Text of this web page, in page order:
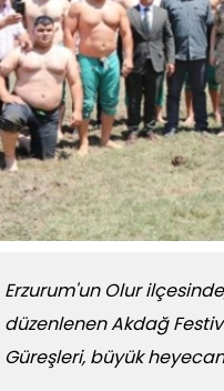
Erzurum'un Olur
düzenlenen Akdağ
Güreşleri, büyük